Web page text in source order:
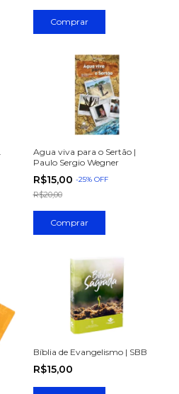
Agua viva para o Sertão |
Paulo Sergio Wegner
R$15,00 -25% OFF
R$20,00
Bíblia de Evangelismo | SBB
R$15,00